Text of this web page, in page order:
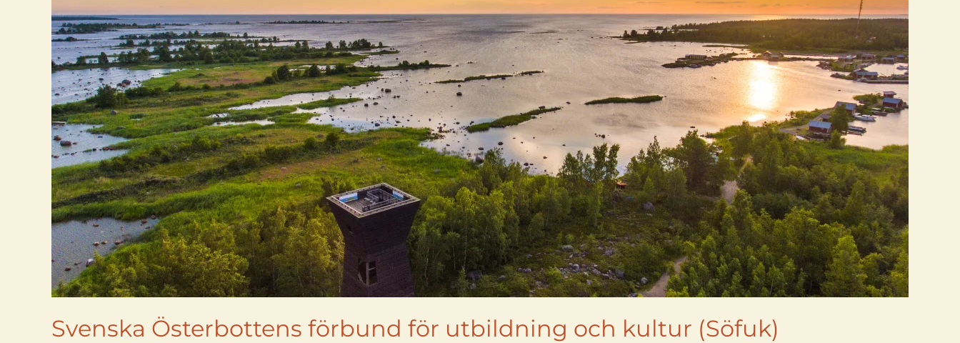
Svenska Österbottens förbund för utbildning och kultur (Söfuk)